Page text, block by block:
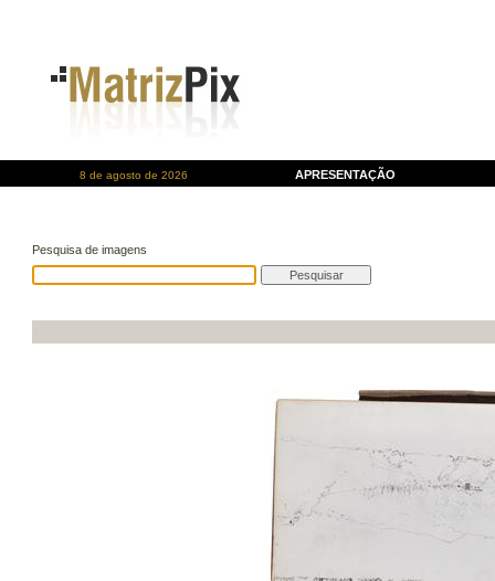
8 de agosto de 2026 APRESENTAÇÃO
Pesquisa de imagens